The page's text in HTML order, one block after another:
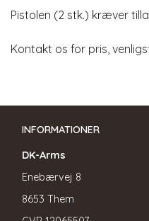
Pistolen (2 stk.) kræver
Kontakt os for pris,
INFORMATIONER
DK-Arms
Enebærvej 8
8653 Them